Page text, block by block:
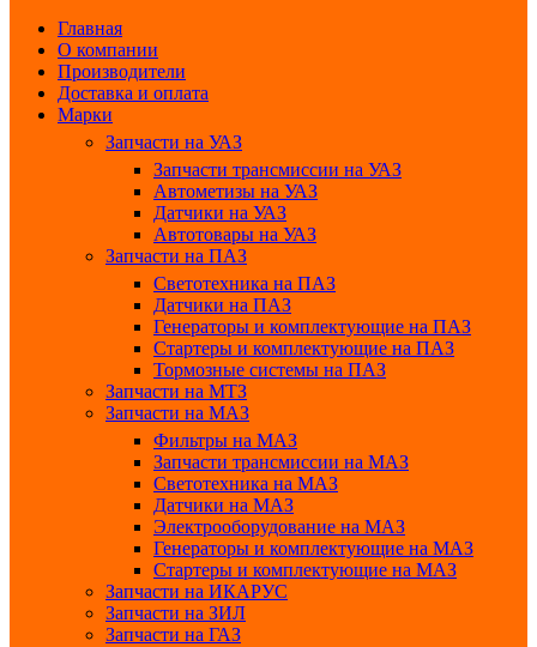
Главная
О компании
Производители
Доставка и оплата
Марки
Запчасти на УАЗ
Запчасти трансмиссии на УАЗ
Автометизы на УАЗ
Датчики на УАЗ
Автотовары на УАЗ
Запчасти на ПАЗ
Светотехника на ПАЗ
Датчики на ПАЗ
Генераторы и комплектующие на ПАЗ
Стартеры и комплектующие на ПАЗ
Тормозные системы на ПАЗ
Запчасти на МТЗ
Запчасти на МАЗ
Фильтры на МАЗ
Запчасти трансмиссии на МАЗ
Светотехника на МАЗ
Датчики на МАЗ
Электрооборудование на МАЗ
Генераторы и комплектующие на МАЗ
Стартеры и комплектующие на МАЗ
Запчасти на ИКАРУС
Запчасти на ЗИЛ
Запчасти на ГАЗ